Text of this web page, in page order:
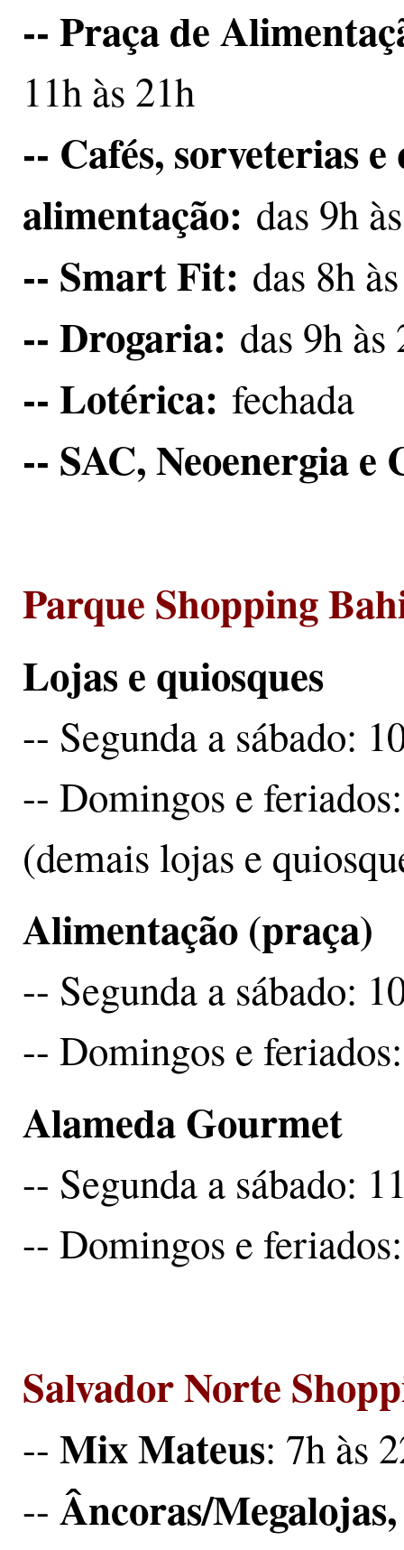
-- Praça de
11h às 21h
-- Cafés, sorveterias e
alimentação: das 9h
-- Smart Fit: das 8h
-- Drogaria: das 9h às
-- Lotérica: fechada
-- SAC, Neoenergia e
Parque Shopping
Lojas e quiosques
-- Segunda a sábado:
-- Domingos e
(demais lojas e
Alimentação (praça)
-- Segunda a sábado:
-- Domingos e
Alameda Gourmet
-- Segunda a sábado:
-- Domingos e
Salvador Norte
-- Mix Mateus: 7h às
-- Âncoras/